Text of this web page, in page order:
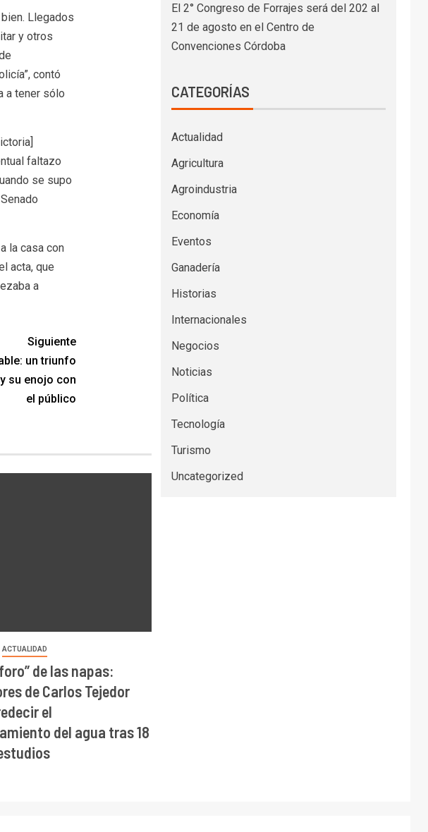
Llegados
y otros
contó
a tener sólo
faltazo
se supo
la casa con
acta, que
a
Siguiente
un triunfo
su enojo con
el público
ACTUALIDAD
de las napas:
de Carlos Tejedor
el
del agua tras 18
El 2° Congreso de Forrajes será del 202 al
21 de agosto en el Centro de
Convenciones Córdoba
CATEGORÍAS
Actualidad
Agricultura
Agroindustria
Economía
Eventos
Ganadería
Historias
Internacionales
Negocios
Noticias
Política
Tecnología
Turismo
Uncategorized